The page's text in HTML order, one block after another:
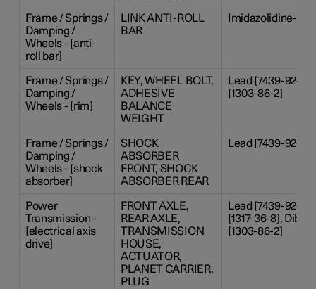
Frame / Springs /
Damping /
Wheels - [anti-
roll bar]
LINK ANTI-ROLL
BAR
Imidazolidine-2-
Frame / Springs /
Damping /
Wheels - [rim]
KEY, WHEEL BOLT,
ADHESIVE
BALANCE
WEIGHT
Lead [7439-92-
[1303-86-2]
Frame / Springs /
Damping /
Wheels - [shock
absorber]
SHOCK
ABSORBER
FRONT, SHOCK
ABSORBER REAR
Lead [7439-92-1]
Power
Transmission -
[electrical axis
drive]
FRONT AXLE,
REAR AXLE,
TRANSMISSION
HOUSE,
ACTUATOR,
PLANET CARRIER,
PLUG
Lead [7439-92-
[1317-36-8],
[1303-86-2]